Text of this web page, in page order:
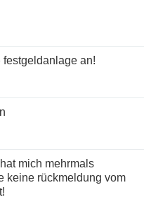
festgeldanlage an!
keine rückmeldung vom